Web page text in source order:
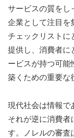
サービスの質をし
企業として注目を
チェックリストに
提供し、消費者に
ービスが持つ可能
築くための重要な
現代社会は情報で
それが逆に消費者
す。ノレルの審査